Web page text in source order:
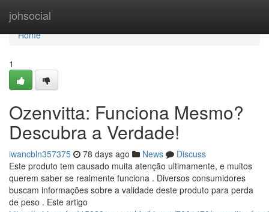
johsocial
Home
Home
1
Ozenvitta: Funciona Mesmo?
Descubra a Verdade!
iwancbln357375 78 days ago News
Discuss
Este produto tem causado muita atenção ultimamente, e muitos
querem saber se realmente funciona . Diversos consumidores
buscam informações sobre a validade deste produto para perda
de peso . Este artigo